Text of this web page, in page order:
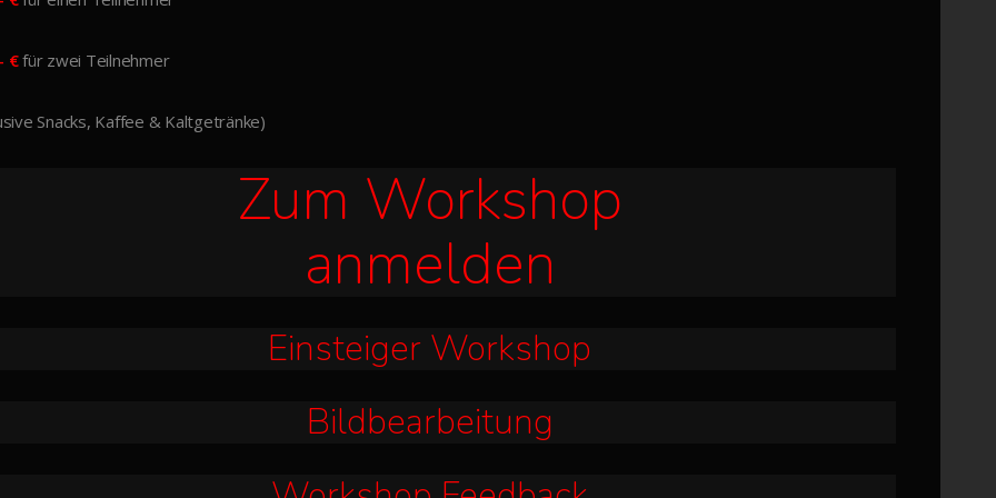
€für zwei Teilnehmer
Snacks, Kaffee & Kaltgetränke)
Zum Workshop
anmelden
Einsteiger Workshop
Bildbearbeitung